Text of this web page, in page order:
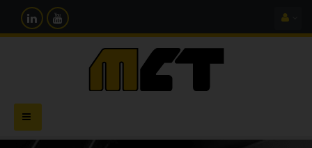
Navegación
Toggle